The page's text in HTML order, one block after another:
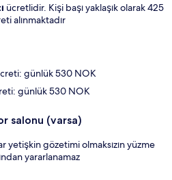
ücretlidir. Kişi başı yaklaşık olarak 425
alınmaktadır
günlük 530 NOK
günlük 530 NOK
salonu (varsa)
yetişkin gözetimi olmaksızın yüzme
yararlanamaz